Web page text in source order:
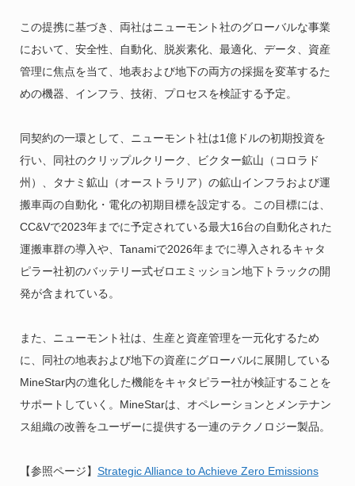
この提携に基づき、両社はニューモント社のグローバルな事業
において、安全性、自動化、脱炭素化、最適化、データ、資産
管理に焦点を当て、地表および地下の両方の採掘を変革するた
めの機器、インフラ、技術、プロセスを検証する予定。
同契約の一環として、ニューモント社は1億ドルの初期投資を
行い、同社のクリップルクリーク、ビクター鉱山（コロラド
州）、タナミ鉱山（オーストラリア）の鉱山インフラおよび運
搬車両の自動化・電化の初期目標を設定する。この目標には、
CC&Vで2023年までに予定されている最大16台の自動化された
運搬車群の導入や、Tanamiで2026年までに導入されるキャタ
ピラー社初のバッテリー式ゼロエミッション地下トラックの開
発が含まれている。
また、ニューモント社は、生産と資産管理を一元化するため
に、同社の地表および地下の資産にグローバルに展開している
MineStar内の進化した機能をキャタピラー社が検証することを
サポートしていく。MineStarは、オペレーションとメンテナン
ス組織の改善をユーザーに提供する一連のテクノロジー製品。
【参照ページ】 Strategic Alliance to Achieve Zero Emissions